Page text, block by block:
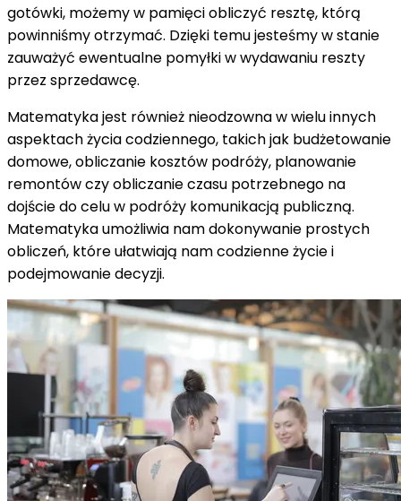
gotówki, możemy w pamięci obliczyć resztę, którą
powinniśmy otrzymać. Dzięki temu jesteśmy w stanie
zauważyć ewentualne pomyłki w wydawaniu reszty
przez sprzedawcę.
Matematyka jest również nieodzowna w wielu innych
aspektach życia codziennego, takich jak budżetowanie
domowe, obliczanie kosztów podróży, planowanie
remontów czy obliczanie czasu potrzebnego na
dojście do celu w podróży komunikacją publiczną.
Matematyka umożliwia nam dokonywanie prostych
obliczeń, które ułatwiają nam codzienne życie i
podejmowanie decyzji.